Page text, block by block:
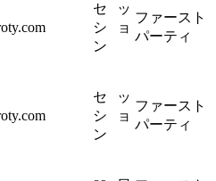
セッ
ショ
ン
ファースト
パーティ
セッ
ショ
ン
ファースト
パーティ